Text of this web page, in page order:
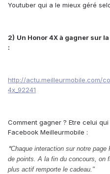
Youtuber qui a le mieux géré
2) Un Honor 4X à gagner sur
:
http://actu.meilleurmobile.com/
4x_92241
Comment gagner ? Etre celui
Facebook Meilleurmobile :
"Chaque interaction sur notre
de points. A la fin du concours, on
plus actif remporte le cadeau."